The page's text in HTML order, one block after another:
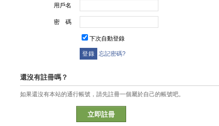
用戶名
密 碼
下次自動登錄
忘記密碼?
還沒有註冊嗎？
如果還沒有本站的通行帳號，請先註冊一個屬於自己的帳號吧。
立即註冊